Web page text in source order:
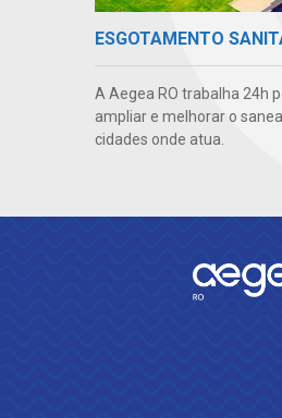
ESGOTAMENTO
A Aegea RO trabalha 24h
ampliar e melhorar o
cidades onde atua.